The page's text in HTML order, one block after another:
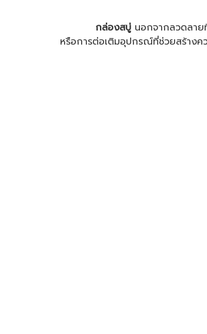
กล่องสบู่ นอกจากลวดลาย
หรือการต่อเติมอุปกรณ์ที่ช่วยสร้างค